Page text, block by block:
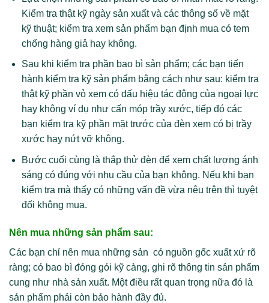
Kiểm tra thật kỹ ngày sản xuất và các thông số về mặt
kỹ thuật; kiểm tra xem sản phẩm bạn định mua có tem
chống hàng giả hay không.
Sau khi kiểm tra phần bao bì sản phẩm; các bạn tiến
hành kiểm tra kỹ sản phẩm bằng cách như sau: kiểm tra
thật kỹ phần vỏ xem có dấu hiệu tác động của ngoại lực
hay không ví dụ như cấn móp trầy xước, tiếp đó các
bạn kiểm tra kỹ phần mặt trước của đèn xem có bị trầy
xước hay nứt vỡ không.
Bước cuối cùng là thắp thử đèn để xem chất lượng ánh
sáng có đúng với nhu cầu của bạn không. Nếu khi bạn
kiểm tra mà thấy có những vấn đề vừa nêu trên thì tuyệt
đối không mua.
Nên mua những sản phẩm sau:
Các bạn chỉ nên mua những sản có nguồn gốc xuất xứ rõ
ràng; có bao bì đóng gói kỹ càng, ghi rõ thông tin sản phẩm
cung như nhà sản xuất. Một điều rất quan trọng nữa đó là
sản phẩm phải còn bảo hành đầy đủ.